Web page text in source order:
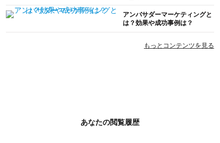
アンバサダーマーケティングと
は？効果や成功事例は？
もっとコンテンツを見る
あなたの閲覧履歴